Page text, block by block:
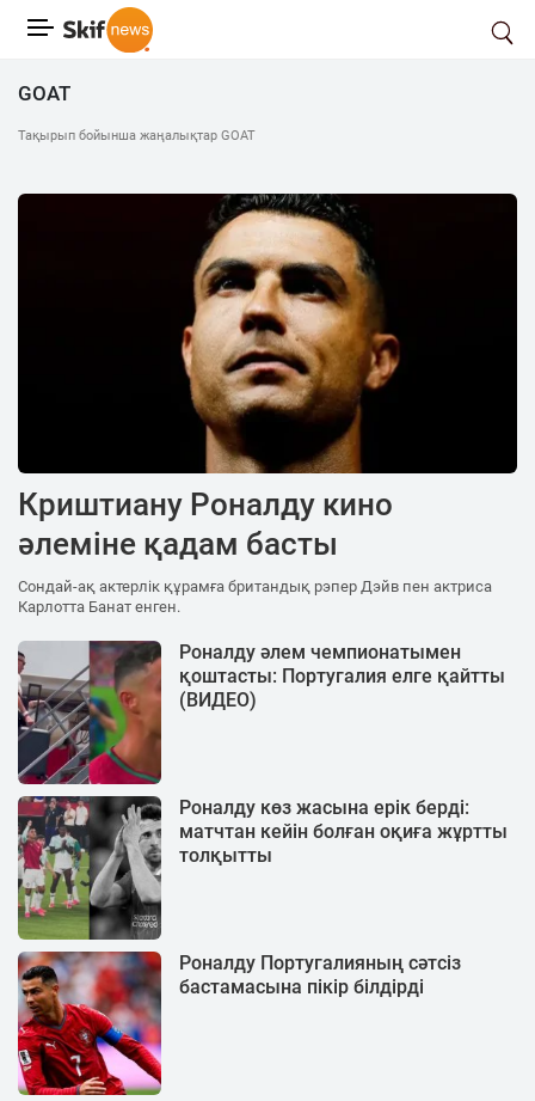
GOAT
Тақырып бойынша жаңалықтар GOAT
Криштиану Роналду кино
әлеміне қадам басты
Сондай-ақ актерлік құрамға британдық рэпер Дэйв пен актриса
Карлотта Банат енген.
Роналду әлем чемпионатымен
қоштасты: Португалия елге қайтты
(ВИДЕО)
Роналду көз жасына ерік берді:
матчтан кейін болған оқиға жұртты
толқытты
Роналду Португалияның сәтсіз
бастамасына пікір білдірді